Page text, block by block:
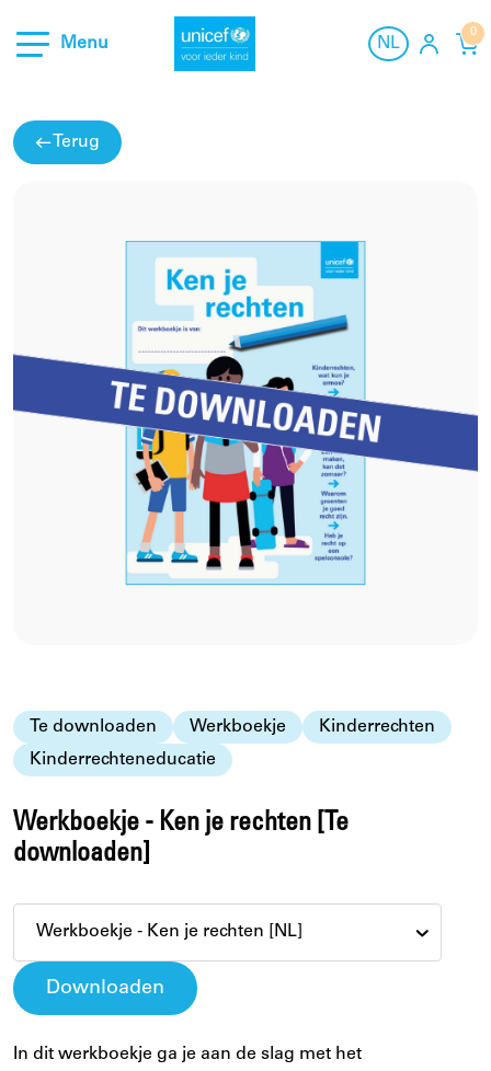
Menu
Over ons
Contact
NL
0
Terug
Te downloaden Werkboekje
Kinderrechten
Kinderrechteneducatie
Werkboekje - Ken je rechten [Te
downloaden]
Downloaden
In dit werkboekje ga je aan de slag met het